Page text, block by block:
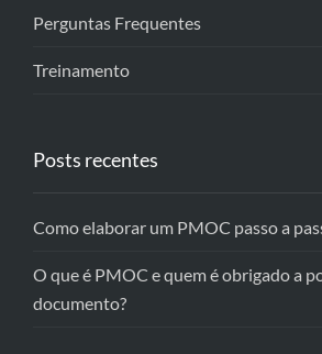
Perguntas Frequentes
Treinamento
Posts recentes
Como elaborar um PMOC passo a
O que é PMOC e quem é obrigado a
documento?